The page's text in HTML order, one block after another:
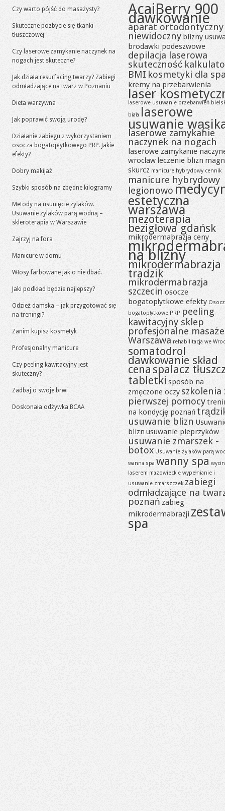
Czy warto pójść do masażysty?
Skuteczne pozbycie się tkanki
tłuszczowej
Czy laserowe zamykanie naczynek na
nogach jest skuteczne?
Jak działa resurfacing twarzy? Zabiegi
odmładzające na twarz w Poznaniu
Dieta warzywna
Jak poprawić swoją urodę?
Działanie zabiegu z wykorzystaniem
osocza bogatopłytkowego PRP. Jakie
efekty?
Dobry makijaż
Szybki sposób na zbędne kilogramy
Metody na usunięcie żylaków.
Usuwanie żylaków parą wodną –
skleroterapia w Warszawie
Zajrzyj na fora
Manicure w domu
Włosy farbowane jak o nie dbać.
Jaki podkład będzie najlepszy?
Odzież damska – jak przygotować się
na treningi?
Zanim kupisz kosmetyk
Profesjonalny manicure
Czy peeling kawitacyjny jest
skuteczny?
Zadbaj o swoje brwi
Doskonała odżywka BCAA
AcaiBerry 900
dawkowanie
aparat ortodontyczny
niewidoczny blizny
brodawki podeszwowe
depilacja laserowa
skuteczność
BMI kosmetyki dla
kremy na przebarwienia
laser
laserowe usuwanie przebarwień
biała laserowe
usuwanie
laserowe zamykanie
naczynek na nogach
laserowe zamykanie
wrocław leczenie blizn
skurcz manicure hybrydowy cennik
manicure hybrydowy
legionowo
estetyczna
warszawa
mezoterapia
bezigłowa gdańsk
mikrodermabrazja ceny
na blizny
mikrodermabrazja
tradzik
mikrodermabrazja
szczecin osocze
bogatopłytkowe efekty
bogatopłytkowe PRP peeling
kawitacyjny sklep
profesjonalne masaże
Warszawa rehabilitacja we
somatodrol
dawkowanie skład
cena spalacz
tabletki sposób na
zmęczone oczy szkolenia
pierwszej pomocy
na kondycję poznań
usuwanie blizn
blizn usuwanie pieprzyków
usuwanie zmarszek -
botox Usuwanie żylaków parą
wanna spa wanny spa
laserem mazowieckie wypełnianie i
usuwanie zmarszczek zabiegi
odmładzające na
poznań zabieg
mikrodermabrazji
spa